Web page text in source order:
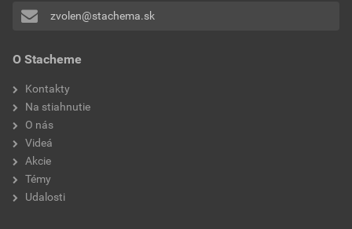
O Stacheme
Kontakty
Na stiahnutie
O nás
Videá
Akcie
Témy
Udalosti
zvolen@stachema.sk